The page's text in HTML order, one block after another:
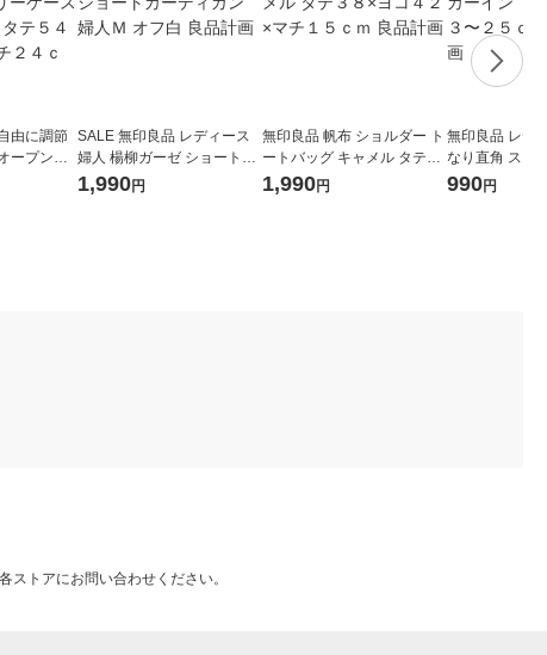
由に調節
ープンキ
Ｌ） 黒
SALE 無印良品 レディース
婦人 楊柳ガーゼ ショートカ
ーディガン 婦人Ｍ オフ白 良
1,990円
無印良品 帆布 ショルダー ト
ートバッグ キャメル タテ３
８×ヨコ４２×マチ１５ｃｍ
1,990円
無印良品 レデ
なり直角 スニ
（４足組） ２
990円
トアにお問い合わせください。